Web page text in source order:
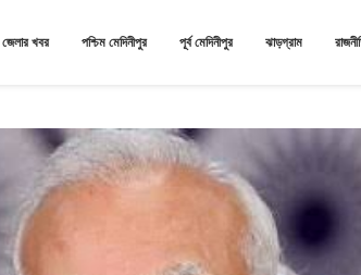
জেলার খবর পশ্চিম মেদিনীপুর পূর্ব মেদিনীপুর ঝাড়গ্রাম